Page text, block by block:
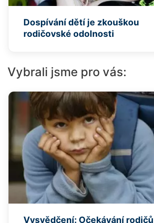
Dospívání dětí je zkouškou
rodičovské odolnosti
Vybrali jsme pro vás:
Vysvědčení: Očekávání